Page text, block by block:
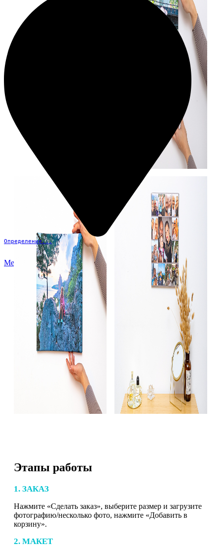
Определение...
Меню
Этапы работы
1. ЗАКАЗ
Нажмите «Сделать заказ», выберите размер и загрузите
фотографию/несколько фото, нажмите «Добавить в
корзину».
2. МАКЕТ